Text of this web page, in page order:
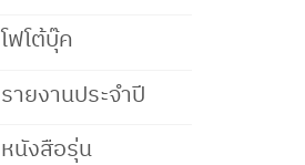
โฟโต้บุ๊ค
รายงานประจำปี
หนังสือรุ่น